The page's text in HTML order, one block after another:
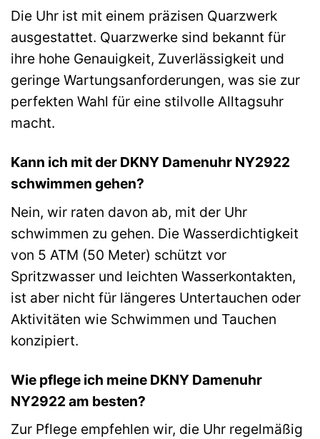
Die Uhr ist mit einem präzisen Quarzwerk
ausgestattet. Quarzwerke sind bekannt für
ihre hohe Genauigkeit, Zuverlässigkeit und
geringe Wartungsanforderungen, was sie zur
perfekten Wahl für eine stilvolle Alltagsuhr
macht.
Kann ich mit der DKNY Damenuhr NY2922
schwimmen gehen?
Nein, wir raten davon ab, mit der Uhr
schwimmen zu gehen. Die Wasserdichtigkeit
von 5 ATM (50 Meter) schützt vor
Spritzwasser und leichten Wasserkontakten,
ist aber nicht für längeres Untertauchen oder
Aktivitäten wie Schwimmen und Tauchen
konzipiert.
Wie pflege ich meine DKNY Damenuhr
NY2922 am besten?
Zur Pflege empfehlen wir, die Uhr regelmäßig